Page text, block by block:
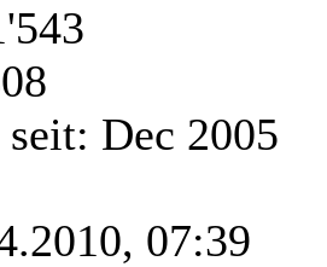
Dec 2005
07:39